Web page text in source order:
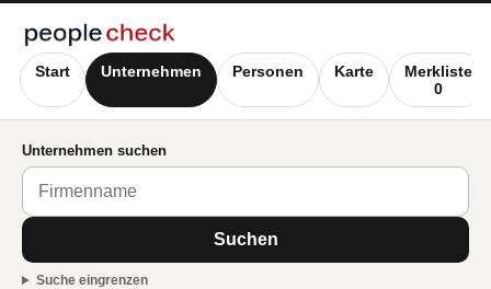
Start Unternehmen Personen Karte
Merkliste
0
Unternehmen suchen
Suchen
Suche eingrenzen